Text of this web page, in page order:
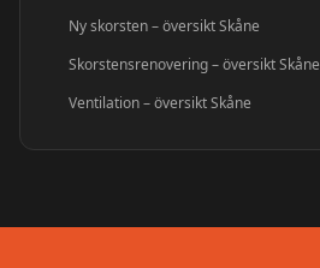
Ny skorsten – översikt Skåne
Skorstensrenovering – översikt Skåne
Ventilation – översikt Skåne